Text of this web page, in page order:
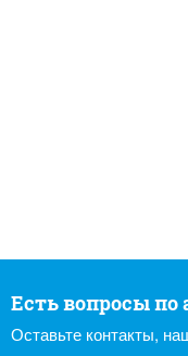
Есть вопросы по
Оставьте контакты,